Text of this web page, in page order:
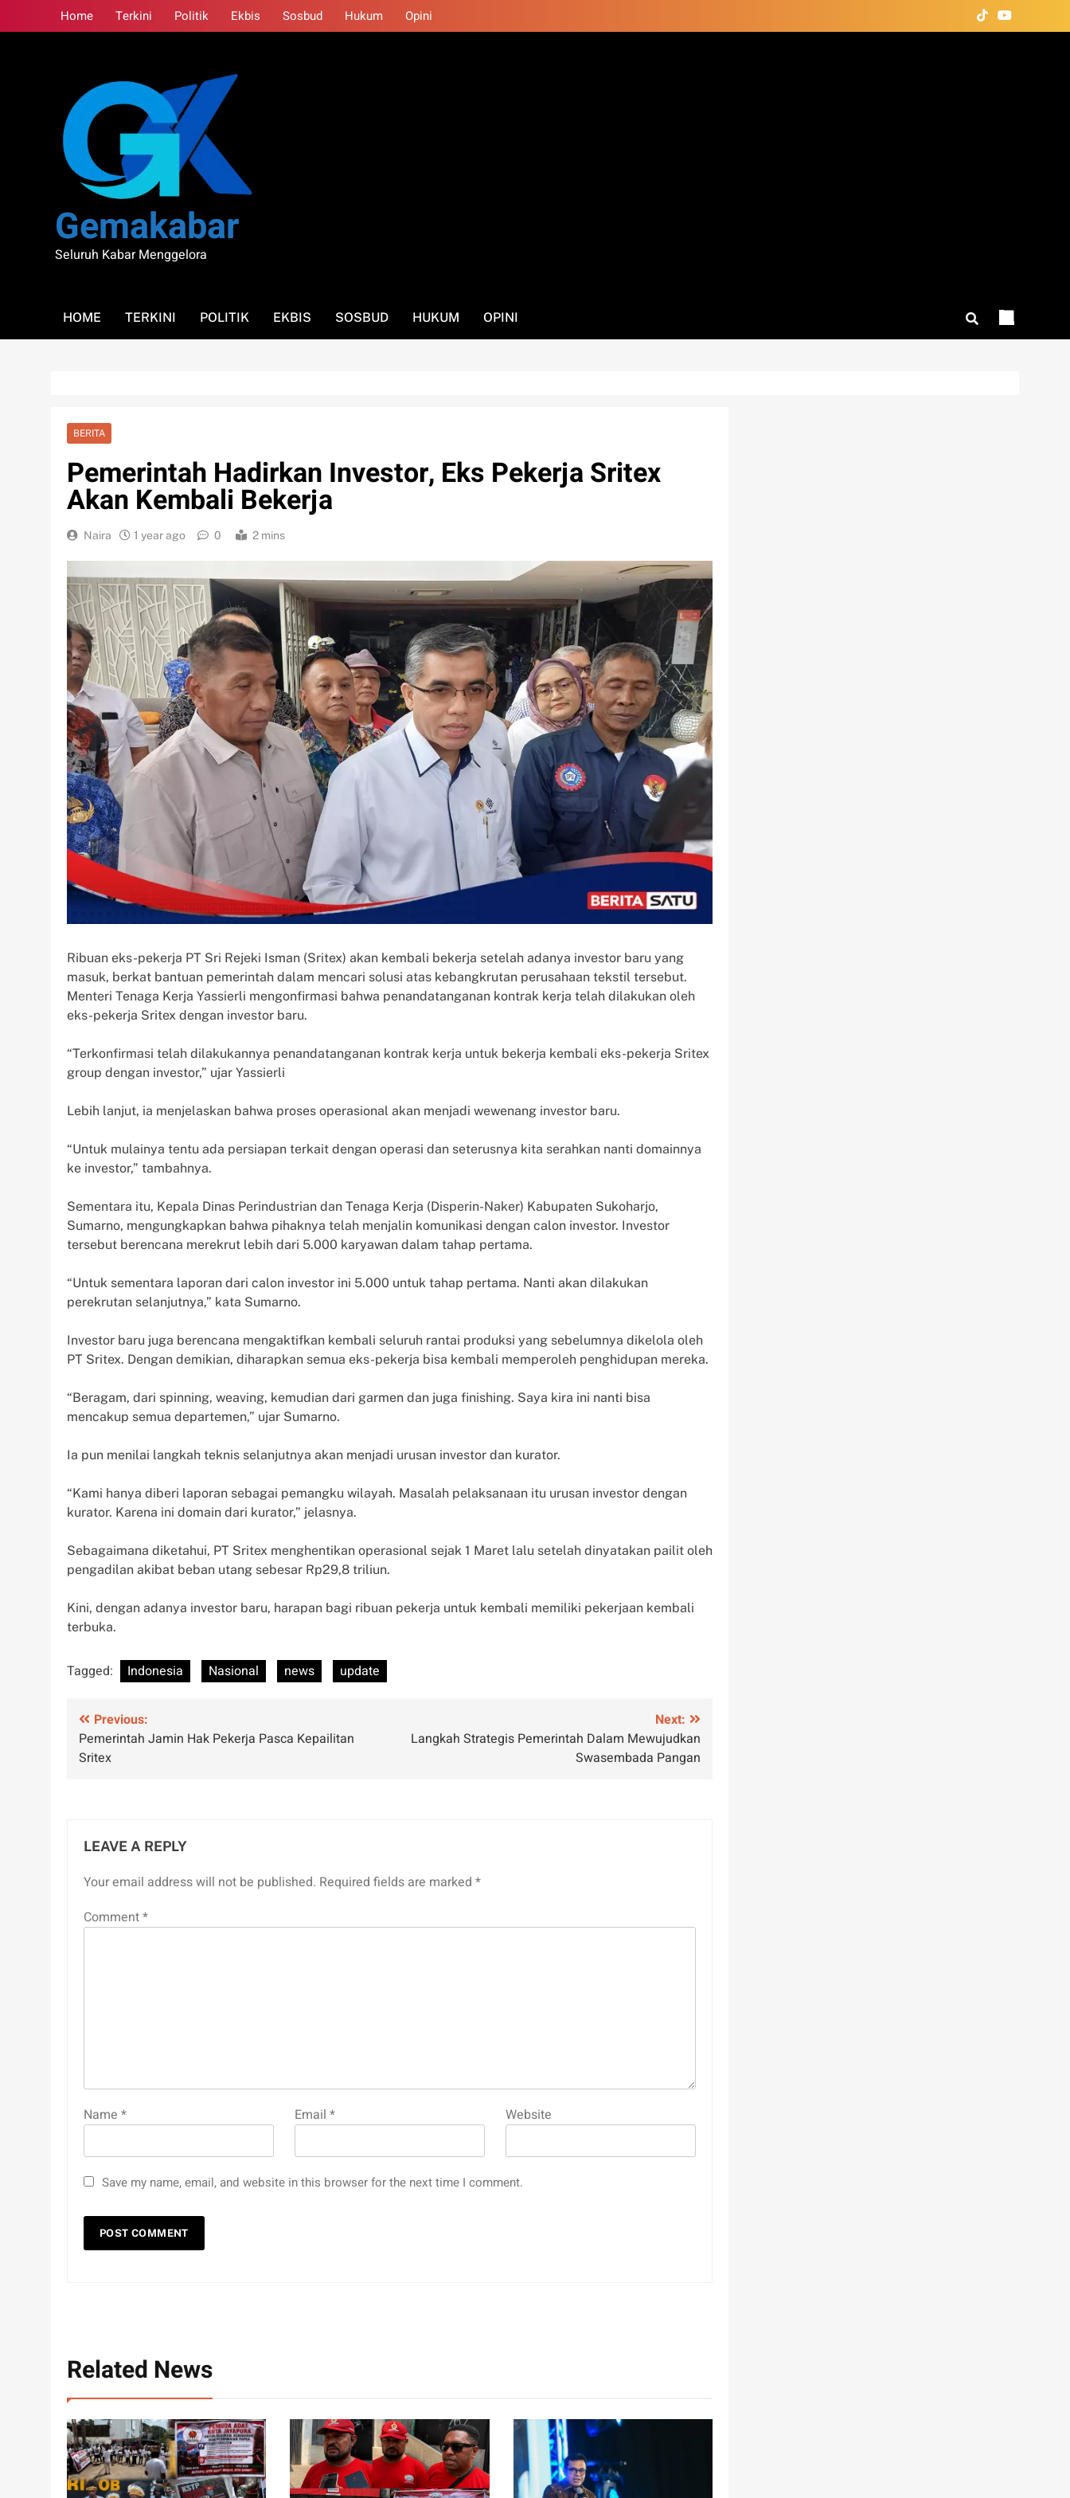
to
Home Terkini Politik Ekbis Sosbud Hukum Opini
Gemakabar
Seluruh Kabar Menggelora
HOME TERKINI POLITIK EKBIS SOSBUD HUKUM OPINI
BERITA
Pemerintah Hadirkan Investor, Eks Pekerja Sritex
Akan Kembali Bekerja
Naira 1 year ago 0 2 mins
Ribuan eks-pekerja PT Sri Rejeki Isman (Sritex) akan kembali bekerja setelah adanya investor baru yang
masuk, berkat bantuan pemerintah dalam mencari solusi atas kebangkrutan perusahaan tekstil tersebut.
Menteri Tenaga Kerja Yassierli mengonfirmasi bahwa penandatanganan kontrak kerja telah dilakukan oleh
eks-pekerja Sritex dengan investor baru.
“Terkonfirmasi telah dilakukannya penandatanganan kontrak kerja untuk bekerja kembali eks-pekerja Sritex
group dengan investor,” ujar Yassierli
Lebih lanjut, ia menjelaskan bahwa proses operasional akan menjadi wewenang investor baru.
“Untuk mulainya tentu ada persiapan terkait dengan operasi dan seterusnya kita serahkan nanti domainnya
ke investor,” tambahnya.
Sementara itu, Kepala Dinas Perindustrian dan Tenaga Kerja (Disperin-Naker) Kabupaten Sukoharjo,
Sumarno, mengungkapkan bahwa pihaknya telah menjalin komunikasi dengan calon investor. Investor
tersebut berencana merekrut lebih dari 5.000 karyawan dalam tahap pertama.
“Untuk sementara laporan dari calon investor ini 5.000 untuk tahap pertama. Nanti akan dilakukan
perekrutan selanjutnya,” kata Sumarno.
Investor baru juga berencana mengaktifkan kembali seluruh rantai produksi yang sebelumnya dikelola oleh
PT Sritex. Dengan demikian, diharapkan semua eks-pekerja bisa kembali memperoleh penghidupan mereka.
“Beragam, dari spinning, weaving, kemudian dari garmen dan juga finishing. Saya kira ini nanti bisa
mencakup semua departemen,” ujar Sumarno.
Ia pun menilai langkah teknis selanjutnya akan menjadi urusan investor dan kurator.
“Kami hanya diberi laporan sebagai pemangku wilayah. Masalah pelaksanaan itu urusan investor dengan
kurator. Karena ini domain dari kurator,” jelasnya.
Sebagaimana diketahui, PT Sritex menghentikan operasional sejak 1 Maret lalu setelah dinyatakan pailit oleh
pengadilan akibat beban utang sebesar Rp29,8 triliun.
Kini, dengan adanya investor baru, harapan bagi ribuan pekerja untuk kembali memiliki pekerjaan kembali
terbuka.
Tagged: Indonesia Nasional news update
Post
navigation
Previous:
Pemerintah Jamin Hak Pekerja Pasca Kepailitan
Sritex
Next:
Langkah Strategis Pemerintah Dalam Mewujudkan
Swasembada Pangan
LEAVE A REPLY
Your email address will not be published. Required fields are marked *
Comment*
Name * Email* Website
Save my name, email, and website in this browser for the next time I comment.
Related News